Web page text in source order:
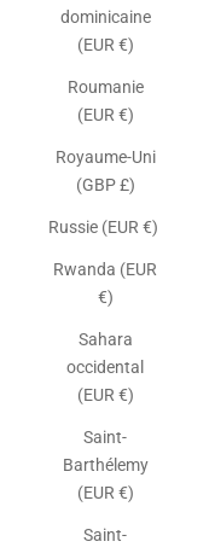
dominicaine
(EUR €)
Roumanie
(EUR €)
Royaume-Uni
(GBP £)
Russie (EUR €)
Rwanda (EUR
€)
Sahara
occidental
(EUR €)
Saint-
Barthélemy
(EUR €)
Saint-